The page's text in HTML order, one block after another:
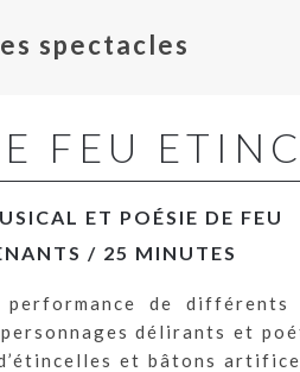
spectacles
FEU
ET POÉSIE DE FEU
/ 25 MINUTES
de
délirants et
et bâtons